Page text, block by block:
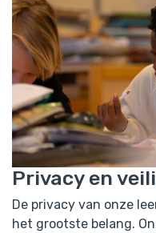
Privacy en
De privacy van onze
het grootste belang.